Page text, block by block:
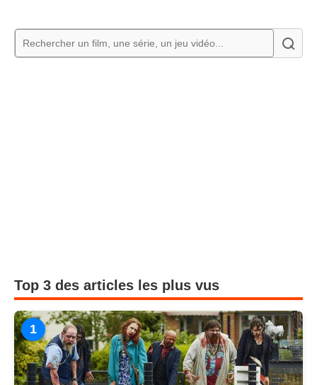
Top 3 des articles les plus vus
1